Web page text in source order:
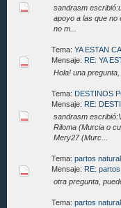
sandrasm
apoyo a las que no
no m...
Tema: YA ESTAN
Mensaje: RE: YA
Hola! una
Tema: DESTINOS
Mensaje: RE:
sandrasm
Riloma (Murcia o
Mery27 (Murc...
Tema: partos
Mensaje: RE:
otra pregunta,
Tema: partos